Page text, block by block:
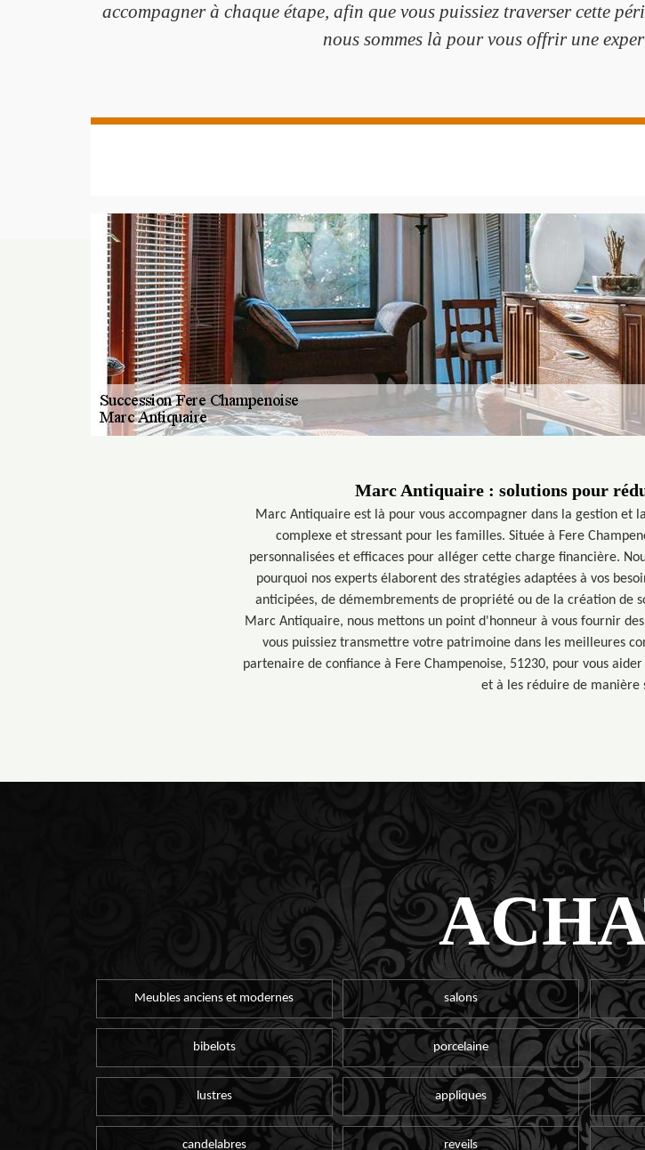
accompagner à chaque étape, afin que vous puissiez traverser cette
nous sommes là pour vous offrir une
Marc Antiquaire : solutions pour
Marc Antiquaire est là pour vous accompagner dans la gestion et
complexe et stressant pour les familles. Située à Fere
personnalisées et efficaces pour alléger cette charge financière.
pourquoi nos experts élaborent des stratégies adaptées à vos
anticipées, de démembrements de propriété ou de la création de
Marc Antiquaire, nous mettons un point d'honneur à vous fournir
vous puissiez transmettre votre patrimoine dans les meilleures
partenaire de confiance à Fere Champenoise, 51230, pour vous
et à les réduire de manière
Meubles anciens et modernes salons
bibelots porcelaine
lustres appliques
candelabres reveils